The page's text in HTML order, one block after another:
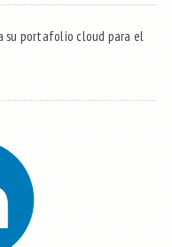
su portafolio cloud para el